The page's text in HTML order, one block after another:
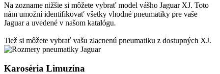
Na zozname nižšie si môžete vybrať model vášho Jaguar XJ. Toto
nám umožní identifikovať všetky vhodné pneumatiky pre vaše
Jaguar a uvedené v našom katalógu.
Tiež si môžete vybrať vašu zlacnenú pneumatiku z dostupných XJ.
Karoséria Limuzína